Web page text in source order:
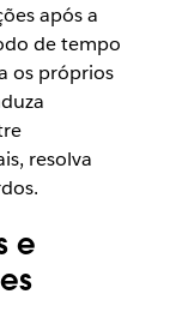
após a
de tempo
os próprios
resolva
e